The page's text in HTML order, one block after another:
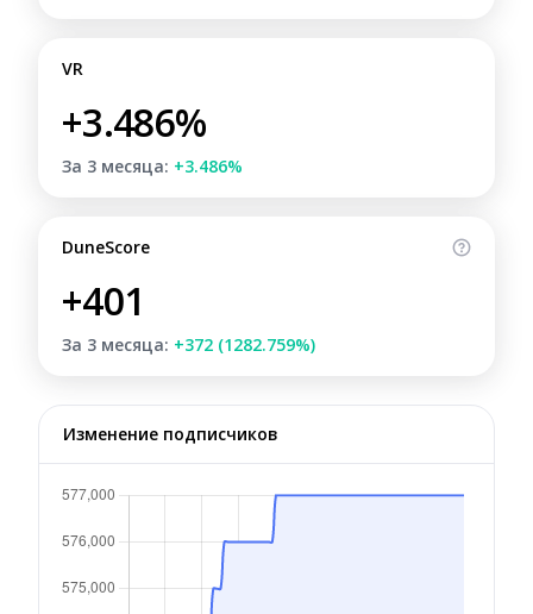
VR
+3.486%
За 3 месяца: +3.486%
DuneScore
+401
За 3 месяца: +372 (1282.759%)
Изменение подписчиков